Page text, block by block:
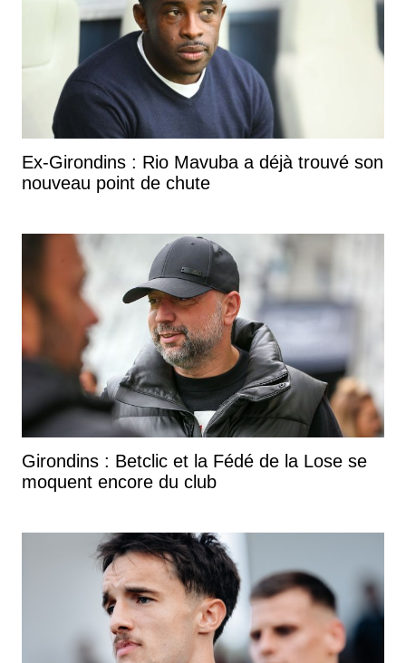
Ex-Girondins : Rio Mavuba a déjà trouvé son
nouveau point de chute
Girondins : Betclic et la Fédé de la Lose se
moquent encore du club